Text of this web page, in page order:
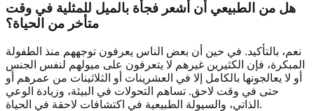
هل من الطبيعي أن أشعر فجأة بالميل للمثلية في وقت
متأخر من الحياة؟
نعم، بالتأكيد. في حين أن بعض الناس يعرفون توجههم منذ الطفولة
المبكرة، فإن الكثيرين غيرهم لا يتعرفون على ميولهم لنفس الجنس
أو لا يعالجونها بالكامل إلا في العشرينات أو الثلاثينات من عمرهم أو
حتى في وقت لاحق. تساهم التحولات في البيئة، وزيادة الوعي
الذاتي، والسيولة الطبيعية في اكتشافات لاحقة في الحياة.